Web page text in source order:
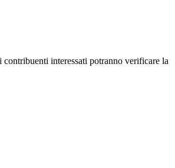
interessati potranno verificare la